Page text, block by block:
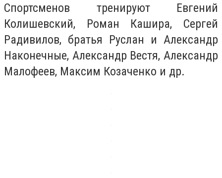
Спортсменов тренируют Евгений
Колишевский, Роман Кашира, Сергей
Радивилов, братья Руслан и Александр
Наконечные, Александр Вестя, Александр
Малофеев, Максим Козаченко и др.